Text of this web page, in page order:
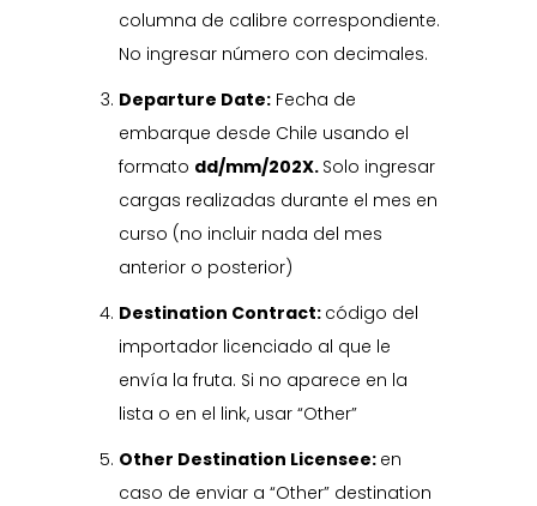
columna de calibre correspondiente.
No ingresar número con decimales.
Departure Date: Fecha de
embarque desde Chile usando el
formato dd/mm/202X. Solo ingresar
cargas realizadas durante el mes en
curso (no incluir nada del mes
anterior o posterior)
Destination Contract: código del
importador licenciado al que le
envía la fruta. Si no aparece en la
lista o en el link, usar “Other”
Other Destination Licensee: en
caso de enviar a “Other” destination